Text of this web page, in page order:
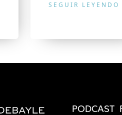
SEGUIR LEYENDO
PODCAST